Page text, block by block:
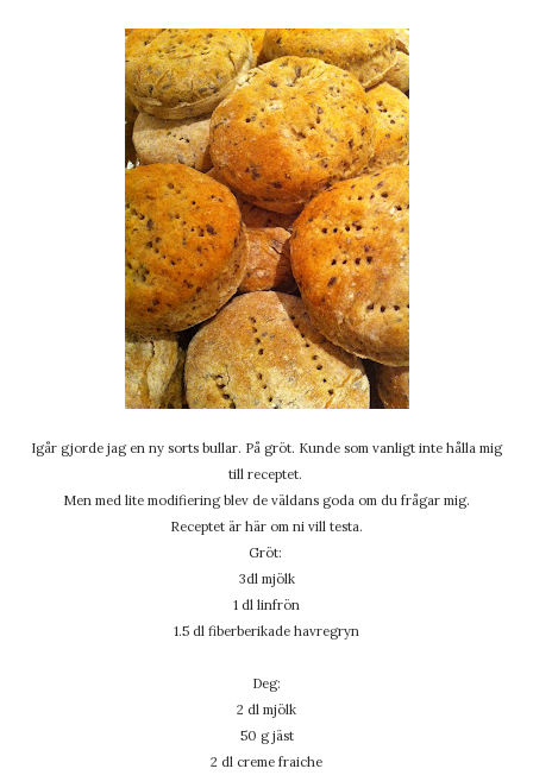
Igår gjorde jag en ny sorts bullar. På gröt. Kunde som vanligt inte hålla mig
till receptet.
Men med lite modifiering blev de väldans goda om du frågar mig.
Receptet är här om ni vill testa.
Gröt:
3dl mjölk
1 dl linfrön
1.5 dl fiberberikade havregryn
Deg:
2 dl mjölk
50 g jäst
2 dl creme fraiche